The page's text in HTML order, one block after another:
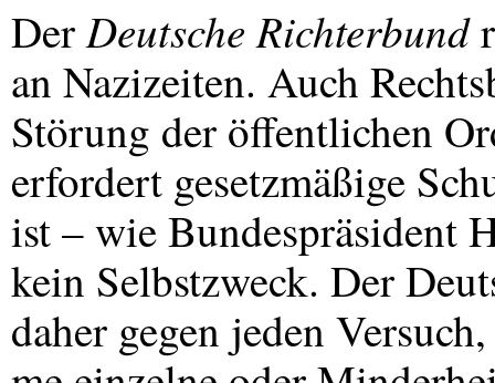
DerDeutsche Richterbund
an Nazizeiten. Auch
Störung der öffentlichen
erfordert gesetzmäßige
ist – wie Bundespräsident
kein Selbstzweck. Der
daher gegen jeden